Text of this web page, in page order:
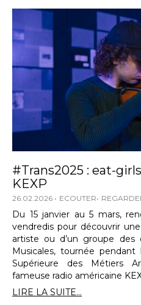
#Trans2025 : eat-
KEXP
26.02.2026 ECOUTER
Du 15 janvier au 5 mars,
vendredis pour découvrir une
artiste ou d’un groupe des
Musicales, tournée pendant
Supérieure des Métiers
fameuse radio américaine
LIRE LA SUITE...